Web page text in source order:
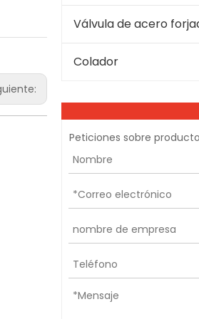
Válvula de acero
Colador
Peticiones sobre producto